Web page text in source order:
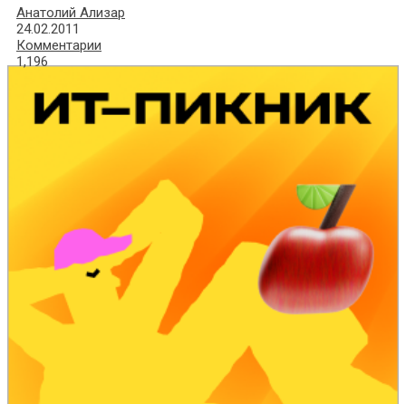
Анатолий Ализар
24.02.2011
Комментарии
1,196